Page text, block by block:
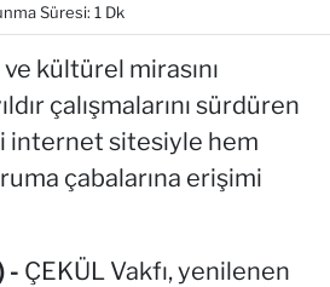
Süresi: 1 Dk
kültürel mirasını
çalışmalarını sürdüren
internet sitesiyle hem
çabalarına erişimi
- ÇEKÜL Vakfı, yenilenen